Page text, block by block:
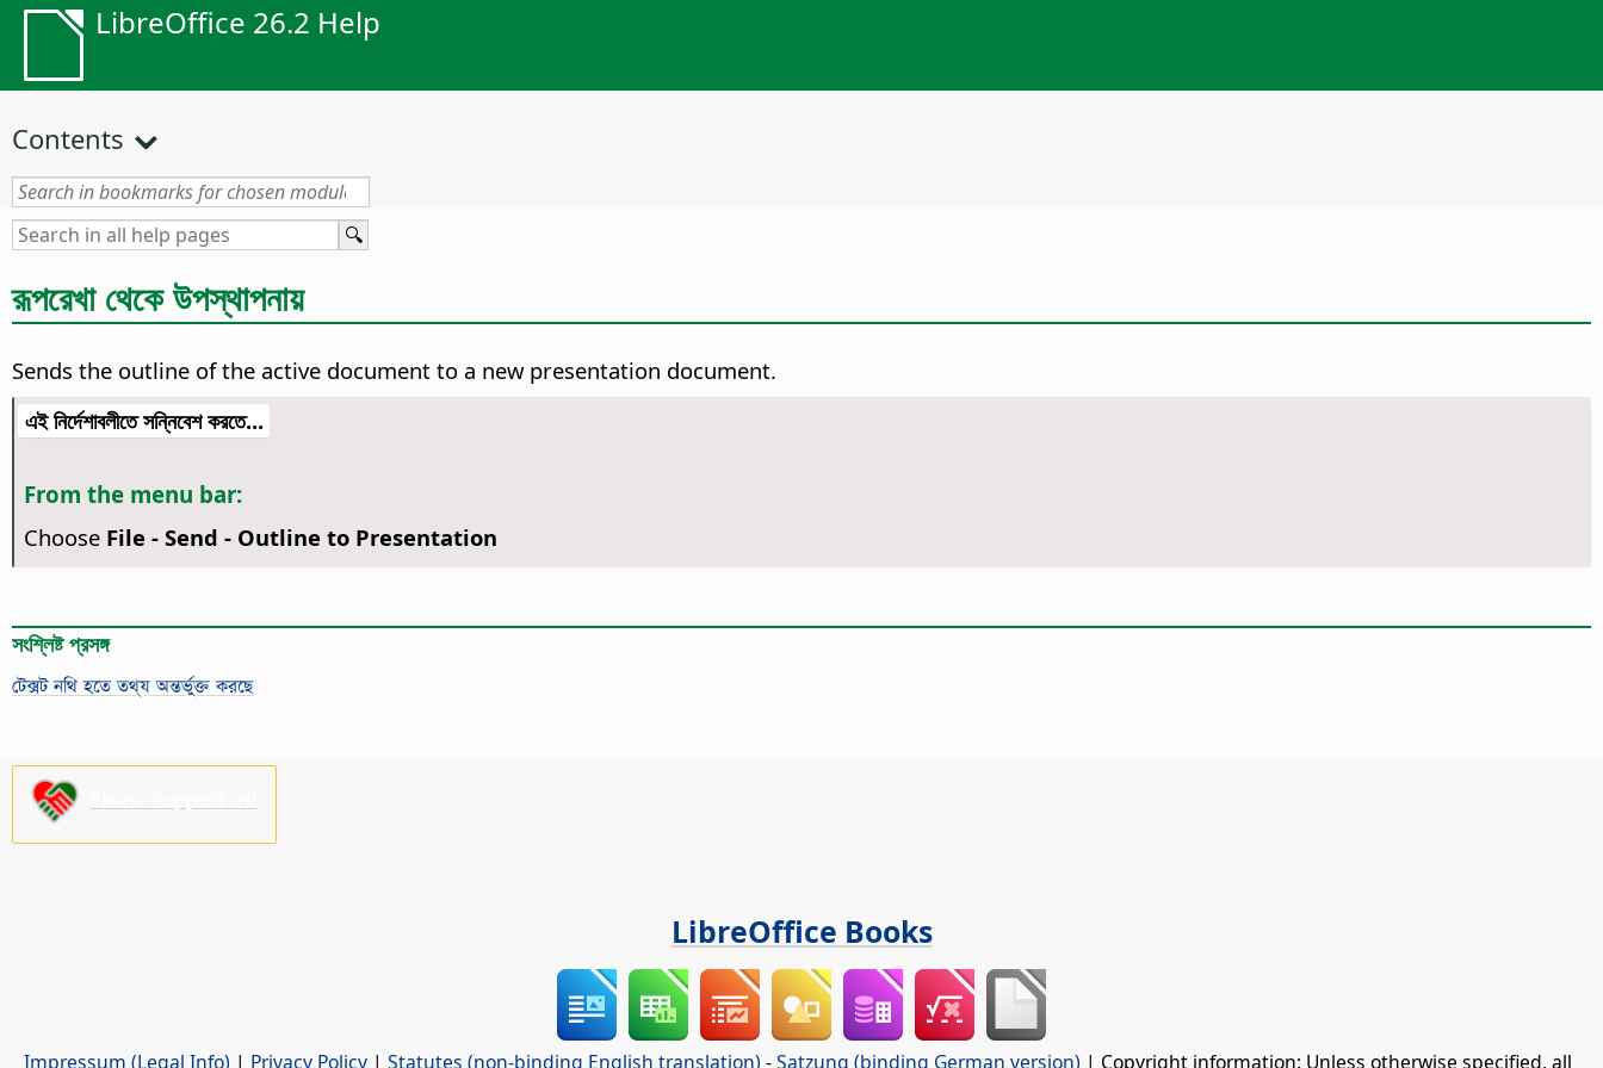
LibreOffice 26.2 Help
Contents
রূপরেখা থেকে উপস্থাপনায়
Sends the outline of the active document to a new presentation document.
এই নির্দেশাবলীতে সন্নিবেশ করতে...
From the menu bar:
Choose File - Send - Outline to Presentation
সংশ্লিষ্ট প্রসঙ্গ
টেক্সট নথি হতে তথ্য অন্তর্ভুক্ত করছে
LibreOffice Books
Impressum (Legal Info) | Privacy Policy | Statutes (non-binding English translation) -Satzung (binding German version) | Copyright information: Unless otherwise specified, all